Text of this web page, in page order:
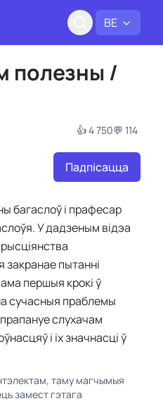
BE
полезны /
👍 4 750💬 114
Падпісацца
багаслоў і прафесар
У дадзеным відэа
пытанні
першыя крокі ў
сучасныя праблемы
прапануе слухачам
і іх значнасці ў
таму магчымыя
замест гэтага